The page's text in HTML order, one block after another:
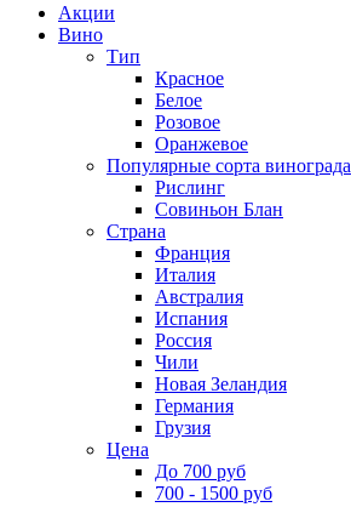
Акции
Вино
Тип
Красное
Белое
Розовое
Оранжевое
Популярные сорта винограда
Рислинг
Совиньон Блан
Страна
Франция
Италия
Австралия
Испания
Россия
Чили
Новая Зеландия
Германия
Грузия
Цена
До 700 руб
700 - 1500 руб